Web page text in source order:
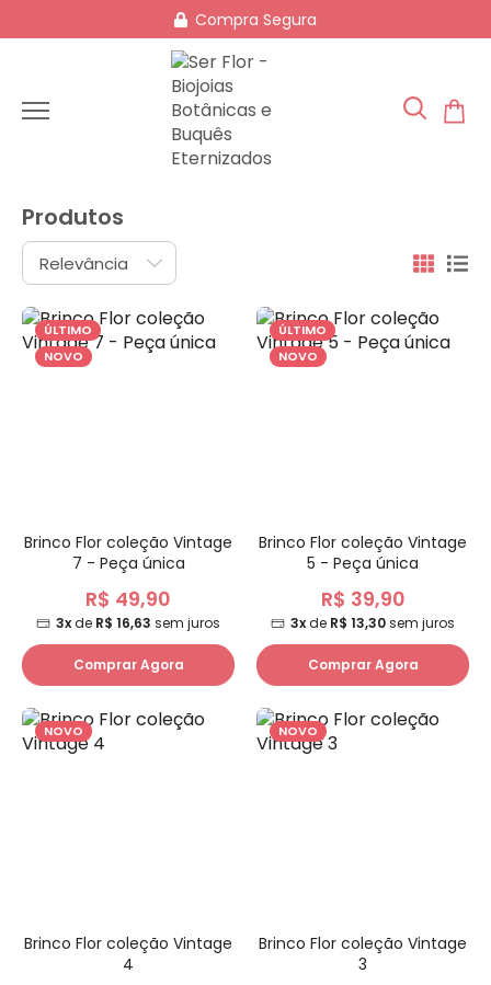
Compra Segura
Produtos
ÚLTIMO
NOVO
Brinco Flor coleção Vintage
7 - Peça única
R$ 49,90
3xde R$ 16,63 sem juros
Comprar Agora
ÚLTIMO
NOVO
Brinco Flor coleção Vintage
5 - Peça única
R$ 39,90
3xde R$ 13,30sem juros
Comprar Agora
NOVO
Brinco Flor coleção Vintage
4
NOVO
Brinco Flor coleção Vintage
3